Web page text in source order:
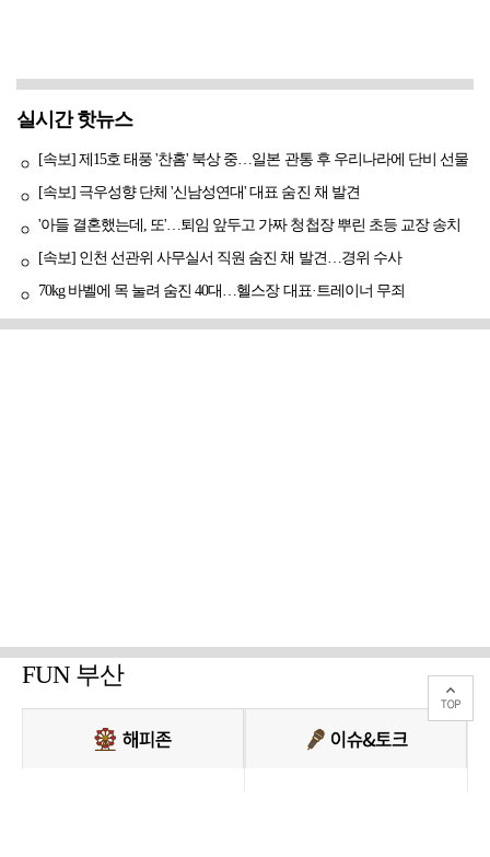
실시간 핫뉴스
[속보] 제15호 태풍 '찬홈' 북상 중…일본 관통 후 우리나라에 단비 선물
[속보] 극우성향 단체 '신남성연대' 대표 숨진 채 발견
'아들 결혼했는데, 또'…퇴임 앞두고 가짜 청첩장 뿌린 초등 교장 송치
[속보] 인천 선관위 사무실서 직원 숨진 채 발견…경위 수사
70kg 바벨에 목 눌려 숨진 40대…헬스장 대표·트레이너 무죄
FUN 부산